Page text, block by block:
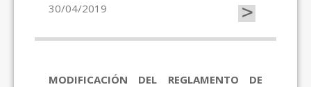
30/04/2019
>
MODIFICACIÓN DEL REGLAMENTO DE